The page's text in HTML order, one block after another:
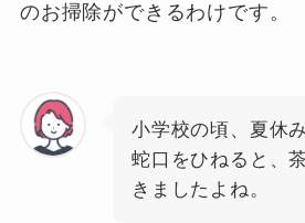
のお掃除ができるわけです。
小学校の頃、夏休
蛇口をひねると、
きましたよね。